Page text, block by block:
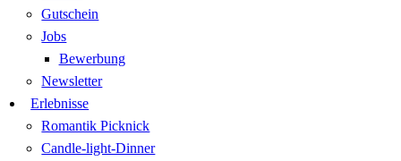
Gutschein
Jobs
Bewerbung
Newsletter
Erlebnisse
Romantik Picknick
Candle-light-Dinner